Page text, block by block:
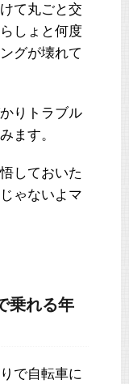
て丸ごと交
しょと何度
グが壊れて
りトラブル
ます。
しておいた
ゃないよマ
乗れる年
で自転車に